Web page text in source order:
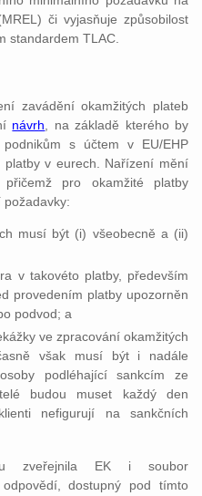
či vyjasňuje způsobilost
standardem TLAC.
zavádění okamžitých plateb
návrh , na základě kterého by
s účtem v EU/EHP
platby v eurech. Nařízení mění
pro okamžité platby
musí být (i) všeobecně a (ii)
v takovéto platby, především
provedením platby upozorněn
podvod; a
ve zpracování okamžitých
však musí být i nadále
podléhající sankcím ze
budou muset každý den
nefigurují na sankčních
zveřejnila EK i soubor
dostupný pod tímto